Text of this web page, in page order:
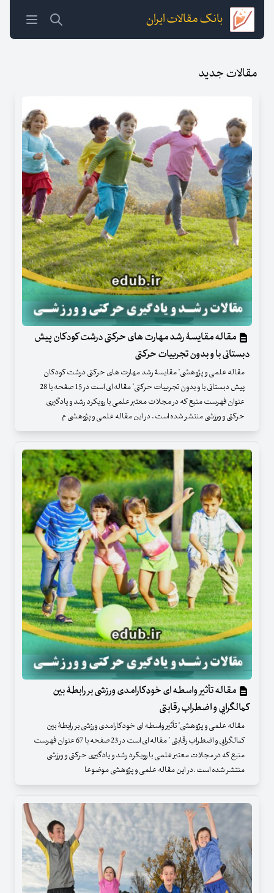
بانک مقالات ایران
مقالات جدید
مقاله مقایسۀ رشد مهارت های حرکتی درشت کودکان پیش
دبستانی با و بدون تجربیات حرکتی
مقاله علمی و پژوهشی" مقایسۀ رشد مهارت های حرکتی درشت کودکان
پیش دبستانی با و بدون تجربیات حرکتی" مقاله ای است در 15 صفحه با 28
عنوان فهرست منبع که در مجلات معتبر علمی با رویکرد رشد و یادگیری
حرکتی و ورزشی منتشر شده است . در این مقاله علمی و پژوهشی م
مقاله تأثیر واسطه ای خودکارامدی ورزشی بر رابطۀ بین
کمالگرایی و اضطراب رقابتی
مقاله علمی و پژوهشی" تأثیر واسطه ای خودکارامدی ورزشی بر رابطۀ بین
کمالگرایی و اضطراب رقابتی " مقاله ای است در 23 صفحه با 67 عنوان فهرست
منبع که در مجلات معتبر علمی با رویکرد رشد و یادگیری حرکتی و ورزشی
منتشر شده است .در این مقاله علمی و پژوهشی موضوعا